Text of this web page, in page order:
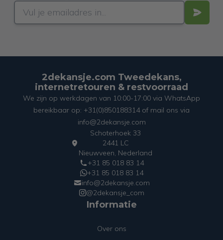
2dekansje.com Tweedekans,
internetretouren & restvoorraad
We zijn op werkdagen van 10:00-17:00 via WhatsApp
bereikbaar op: +31(0)850188314 of mail ons via
info@2dekansje.com
Schoterhoek 33
2441 LC
Nieuwveen, Nederland
+31 85 018 83 14
+31 85 018 83 14
info@2dekansje.com
@2dekansje_com
Informatie
Over ons